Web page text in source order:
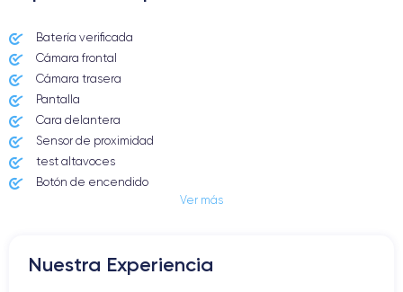
Batería verificada
Cámara frontal
Cámara trasera
Pantalla
Cara delantera
Sensor de proximidad
test altavoces
Botón de encendido
Altavoz
Ver más
Nuestra Experiencia